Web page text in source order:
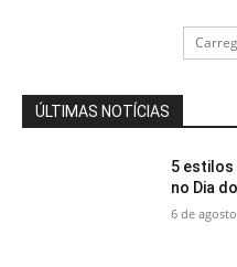
ÚLTIMAS NOTÍCIAS
5 estilos
no Dia
6 de